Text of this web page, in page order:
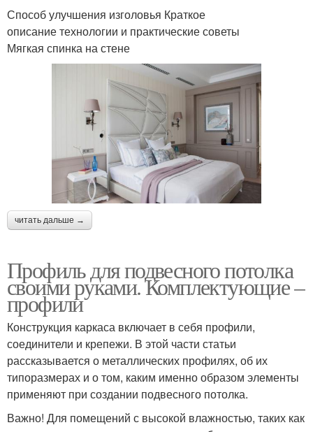
Способ улучшения изголовья Краткое
описание технологии и практические советы
Мягкая спинка на стене
читать дальше →
Профиль для подвесного потолка
своими руками. Комплектующие –
профили
Конструкция каркаса включает в себя профили,
соединители и крепежи. В этой части статьи
рассказывается о металлических профилях, об их
типоразмерах и о том, каким именно образом элементы
применяют при создании подвесного потолка.
Важно! Для помещений с высокой влажностью, таких как